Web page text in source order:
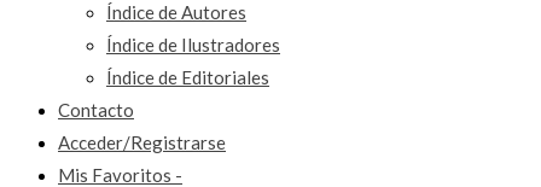
Índice de Autores
Índice de Ilustradores
Índice de Editoriales
Contacto
Acceder/Registrarse
Mis Favoritos -